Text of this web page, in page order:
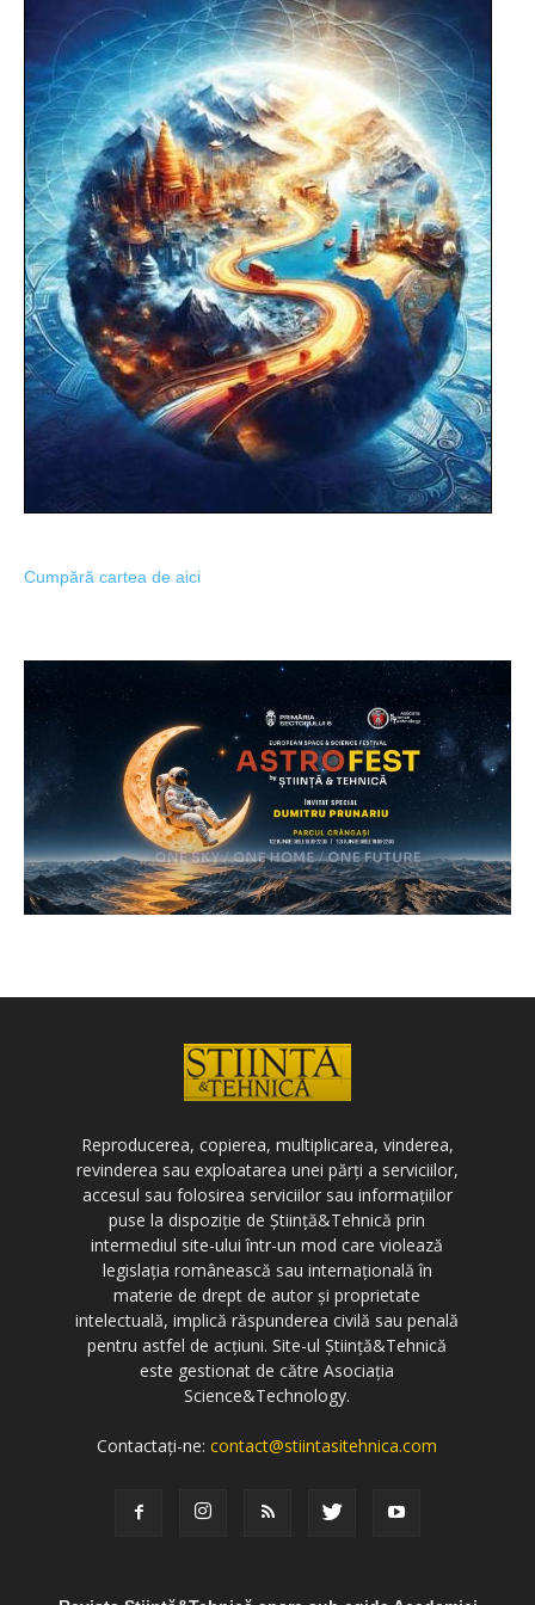
Cumpără cartea de aici
Reproducerea, copierea, multiplicarea, vinderea,
revinderea sau exploatarea unei părți a serviciilor,
accesul sau folosirea serviciilor sau informațiilor
puse la dispoziție de Știință&Tehnică prin
intermediul site-ului într-un mod care violează
legislația românească sau internațională în
materie de drept de autor și proprietate
intelectuală, implică răspunderea civilă sau penală
pentru astfel de acțiuni. Site-ul Știință&Tehnică
este gestionat de către Asociația
Science&Technology.
Contactați-ne:contact@stiintasitehnica.com